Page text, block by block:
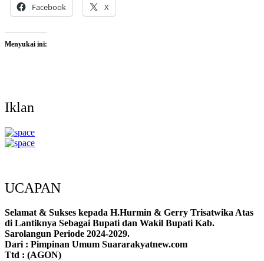
Facebook X
Menyukai ini:
Iklan
UCAPAN
Selamat & Sukses kepada H.Hurmin & Gerry Trisatwika Atas
di Lantiknya Sebagai Bupati dan Wakil Bupati Kab.
Sarolangun Periode 2024-2029.
Dari : Pimpinan Umum Suararakyatnew.com
Ttd : (AGON)